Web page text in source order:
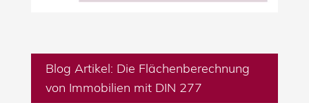
Blog Artikel: Die Flächenberechnung
von Immobilien mit DIN 277